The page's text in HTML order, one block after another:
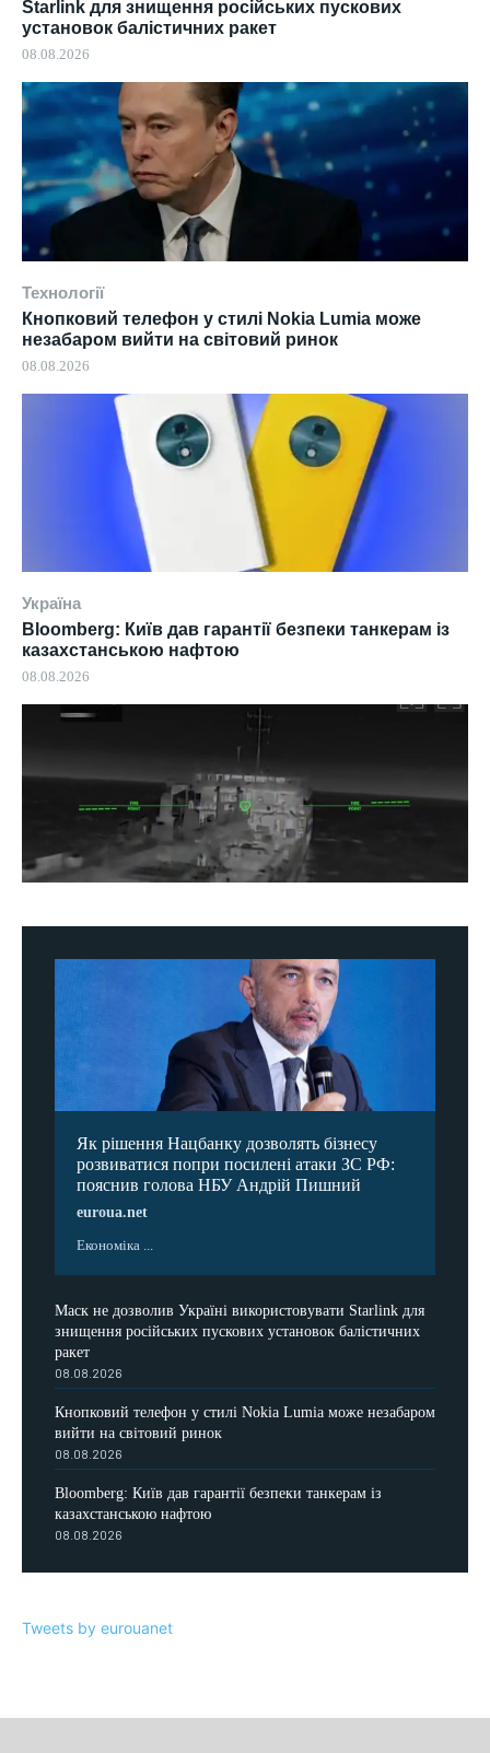
Starlink для знищення російських пускових
установок балістичних ракет
08.08.2026
Технології
Кнопковий телефон у стилі Nokia Lumia може
незабаром вийти на світовий ринок
08.08.2026
Україна
Bloomberg: Київ дав гарантії безпеки танкерам із
казахстанською нафтою
08.08.2026
Як рішення Нацбанку дозволять бізнесу
розвиватися попри посилені атаки ЗС РФ:
пояснив голова НБУ Андрій Пишний
euroua.net
Економіка ...
Маск не дозволив Україні використовувати Starlink для
знищення російських пускових установок балістичних
ракет
08.08.2026
Кнопковий телефон у стилі Nokia Lumia може незабаром
вийти на світовий ринок
08.08.2026
Bloomberg: Київ дав гарантії безпеки танкерам із
казахстанською нафтою
08.08.2026
Tweets by eurouanet